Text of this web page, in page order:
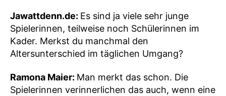
Jawattdenn.de: Es sind ja viele sehr junge
Spielerinnen, teilweise noch Schülerinnen im
Kader. Merkst du manchmal den
Altersunterschied im täglichen Umgang?
Ramona Maier: Man merkt das schon. Die
Spielerinnen verinnerlichen das auch, wenn eine